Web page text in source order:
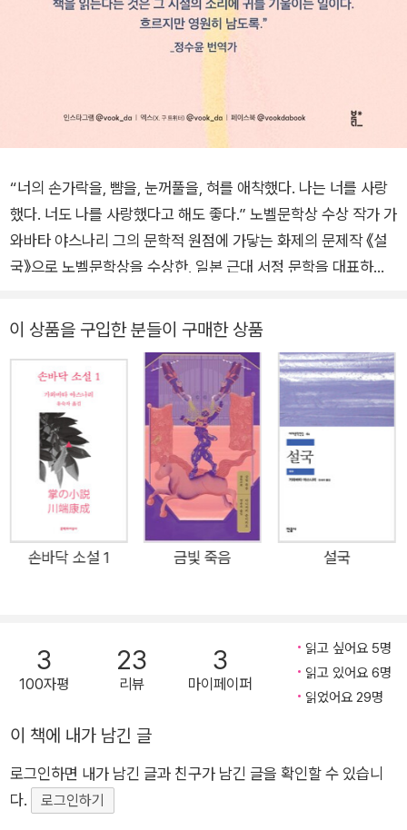
“너의 손가락을, 뺨을, 눈꺼풀을, 혀를 애착했다. 나는 너를 사랑
했다. 너도 나를 사랑했다고 해도 좋다.” 노벨문학상 수상 작가 가
와바타 야스나리 그의 문학적 원점에 가닿는 화제의 문제작 《설
국》으로 노벨문학상을 수상한, 일본 근대 서정 문학을 대표하는
《소년》이 ‘북다’에서 국내 초역으로 출간되었다. 작가는 1968년
에 의한 서술의 탁월함”이 수상평으로 언급될 만큼 아름답고 섬
세한 문장을 쓰는 것으로 유명하다. 또한 작품 세계 전반에 걸쳐
서정적 비애와 감각적 미학을 추구했다. 대문호 가와바타의 대표
작이자 초기작 중 하나가 〈이즈의 무희〉다. 흔들리는 청춘의 내밀
한 고독함과 인간과의 만남을 통한 정서적 구원에 대해 슬프도록
미학적인 문장으로 표현한 자전적 소설로, 이론의 여지없이 가와
바타표 신감각파 문학의 근간으로 평가받는다. 〈이즈의 무희〉와
마찬가지로 《소년》은 젊은 가와바타 특유의 애수와 서정성이 고
했다. 후반부에는 중학 시절 기숙사에서 같은 방을 썼던 소년을
향한 사랑의 추억이 적혀 있다.(19쪽)”라고 언급한다. 비슷한 시
인 것이다. 사실 《소년》은 집필 당시부터 출간에 이르기까지 많
은 우여곡절을 거쳤다. 1948년, 가와바타가 창간한 문예지 《인
간》에서 연재를 시작했지만 재정난으로 불안정한 연재가 이어졌
다. 4년 뒤인 1952년이 되어서야 신초샤 출판사의 《가와바타 야
이 상품을 구입한 분들이 구매한 상품
손바닥 소설 1 금빛 죽음 설국
3
100자평
23
리뷰
3
마이페이퍼
읽고 싶어요 5명
읽고 있어요 6명
읽었어요 29명
이 책에 내가 남긴 글
로그인하면 내가 남긴 글과 친구가 남긴 글을 확인할 수 있습니
다.
로그인하기